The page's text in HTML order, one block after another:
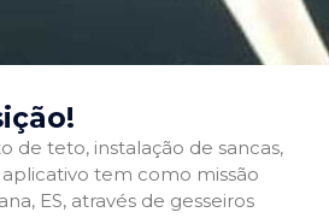
de teto, instalação de sancas,
aplicativo tem como missão
ES, através de gesseiros